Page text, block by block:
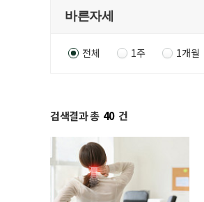
전체 1주 1개월
검색결과 총 40 건